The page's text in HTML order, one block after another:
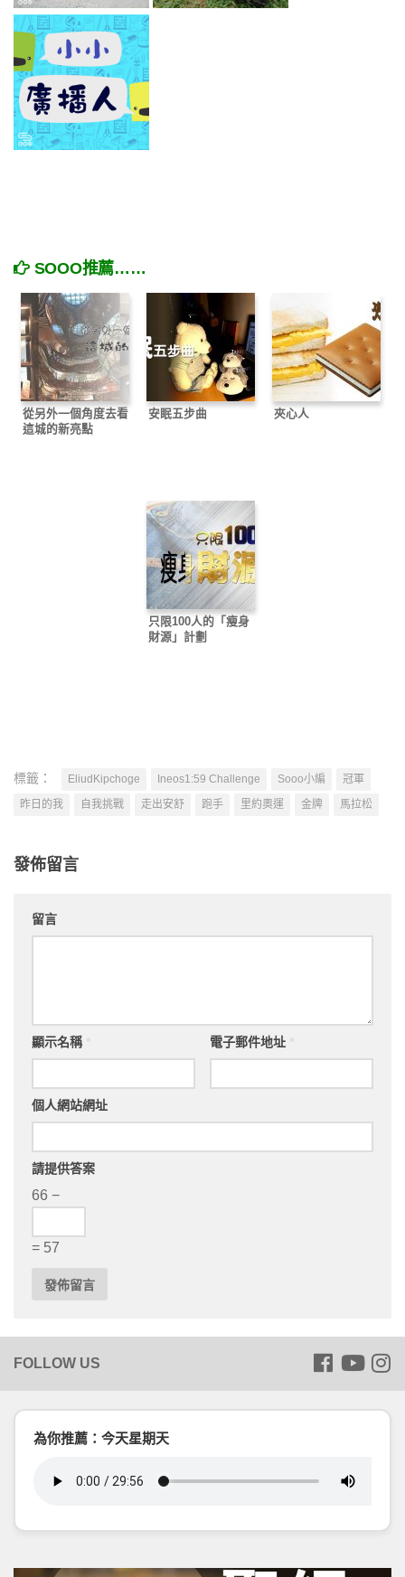
SOOO推薦……
從另外一個角度去看
這城的新亮點
安眠五步曲 夾心人
只限100人的「瘦身
財源」計劃
標籤： EliudKipchoge Ineos1:59 Challenge Sooo小編
冠軍
昨日的我
自我挑戰 走出安舒 跑手 里約奧運 金牌 馬拉松
發佈留言
留言
顯示名稱 電子郵件地址
個人網站網址
請提供答案
66 −
= 57
為你推薦：今天星期天